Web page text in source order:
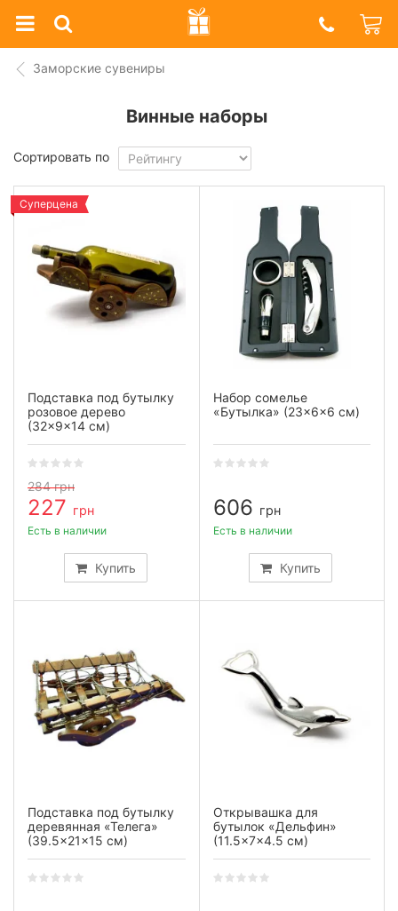
Prazdnik
Shop
Заморские сувениры
Винные наборы
Сортировать по
Суперцена
Подставка под бутылку
розовое дерево
(32×9×14 см)
284грн
227 грн
Купить
Есть в наличии
Набор сомелье
«Бутылка» (23×6×6 см)
606 грн
Купить
Есть в наличии
Подставка под бутылку
деревянная «Телега»
(39.5×21×15 см)
Открывашка для
бутылок «Дельфин»
(11.5×7×4.5 см)